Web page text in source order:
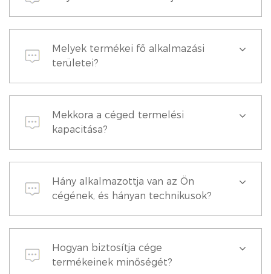
Melyek termékei fő alkalmazási
területei?
Mekkora a céged termelési
kapacitása?
Hány alkalmazottja van az Ön
cégének, és hányan technikusok?
Hogyan biztosítja cége
termékeinek minőségét?